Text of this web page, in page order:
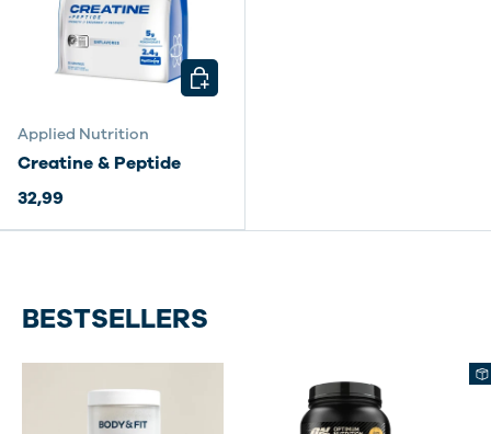
Applied Nutrition
Creatine & Peptide
32,99
KIES MOGELIJKHEDEN
BESTSELLERS